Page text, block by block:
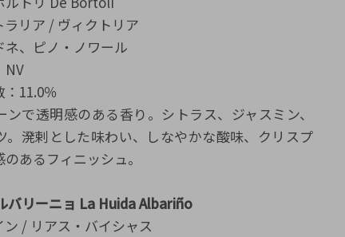
ラリア / ヴィクトリア
ネ、ピノ・ノワール
NV
11.0％
ンで透明感のある香り。シトラス、ジャスミン、
。溌剌とした味わい、しなやかな酸味、クリスプ
あるフィニッシュ。
バリーニョ La Huida Albariño
/ リアス・バイシャス